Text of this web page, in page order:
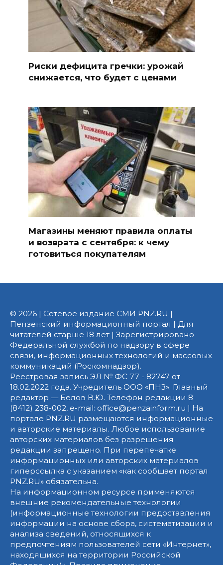
Риски дефицита гречки: урожай
снижается, что будет с ценами
Магазины меняют правила оплаты
и возврата с сентября: к чему
готовиться покупателям
© 2026 | Сетевое издание СМИ PNZ.RU |
Пензенский информационный портал | Для
читателей старше 18 лет | Зарегистрировано
Федеральной службой по надзору в сфере
связи, информационных технологий и массовых
коммуникаций (Роскомнадзор).
Реестровая запись ЭЛ № ФС 77 - 82747 от
18.02.2022 года. Учредитель ООО «ПНЗ». Главный
редактор — Белов В.Ю. Телефон редакции 8
(8412) 238-002, e-mail: office@penzainform.ru | На
портале PNZ.RU размещаются информационные
и авторские материалы. Любое использование
авторских материалов без разрешения
редакции запрещено. При перепечатке
информационных или авторских материалов
гиперссылка с указанием «как сообщает портал
PNZ.RU» обязательна.
На информационном ресурсе применяются
внешние рекомендательные технологии
(информационные технологии предоставления
информации на основе сбора, систематизации и
анализа сведений, относящихся к
предпочтениям пользователей сети «Интернет»,
находящихся на территории Российской